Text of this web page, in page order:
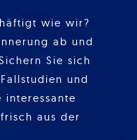
wie wir?
ab und
Sie sich
und
interessante
aus der